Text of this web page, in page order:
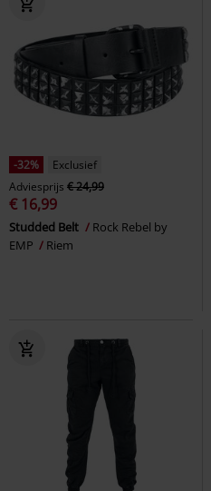
-32%
Exclusief
Adviesprijs € 24,99
€ 16,99
Studded Belt
Rock Rebel by
EMP
Riem